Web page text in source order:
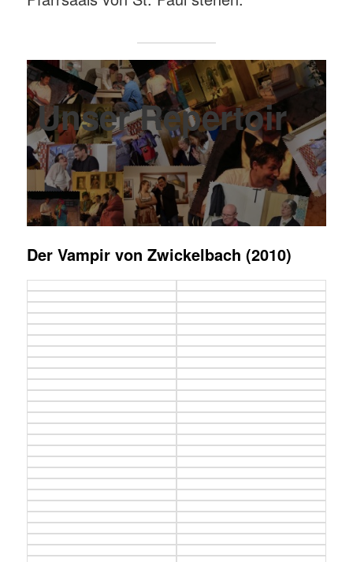
Unser Repertoir
Der Vampir von Zwickelbach (2010)